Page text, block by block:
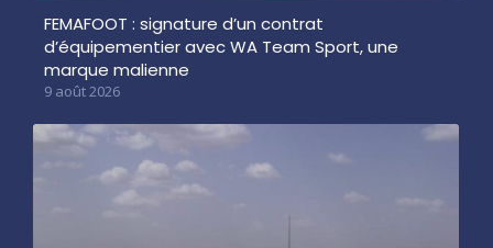
FEMAFOOT : signature d’un contrat
d’équipementier avec WA Team Sport, une
marque malienne
9 août 2026